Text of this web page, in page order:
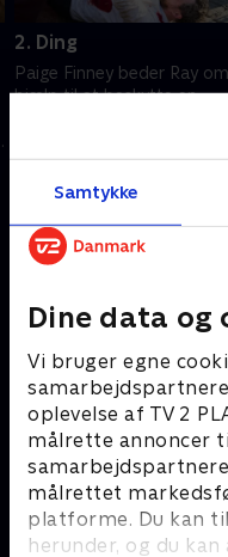
Samtykke
Dine data og
Vi bruger egne
oplevelse af TV 2
målrette annoncer
målrettet
platforme. Du kan
herunder, og du
2. Ding
Paige Finney beder Ray om
hjælp til at beskytte en
forsøger at flyve under
radaren, men ender i en
Andre så også
Top Dog
Krimi & Spænding • 1